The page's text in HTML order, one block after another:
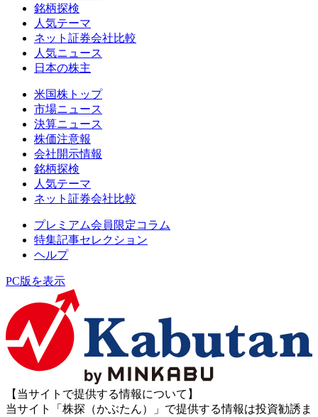
銘柄探検
人気テーマ
ネット証券会社比較
人気ニュース
日本の株主
米国株トップ
市場ニュース
決算ニュース
株価注意報
会社開示情報
銘柄探検
人気テーマ
ネット証券会社比較
プレミアム会員限定コラム
特集記事セレクション
ヘルプ
PC版を表示
【当サイトで提供する情報について】
当サイト「株探（かぶたん）」で提供する情報は投資勧誘ま